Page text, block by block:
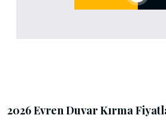
2026 Evren Duvar Kırma